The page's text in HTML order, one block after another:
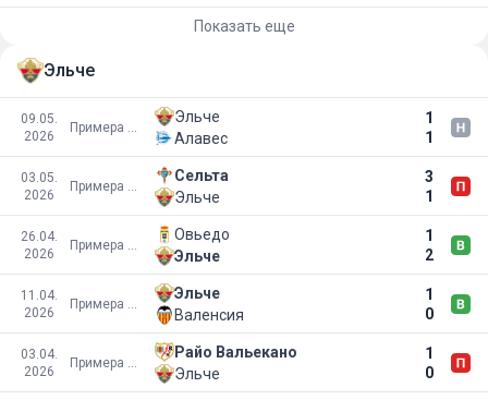
Показать еще
Эльче
09.05.
2026
Эльче
1
1
Алавес
03.05.
2026
Сельта
3
1
Эльче
26.04.
2026
Овьедо
1
2
Эльче
11.04.
2026
Эльче
1
0
Валенсия
03.04.
2026
Райо Вальекано
1
0
Эльче